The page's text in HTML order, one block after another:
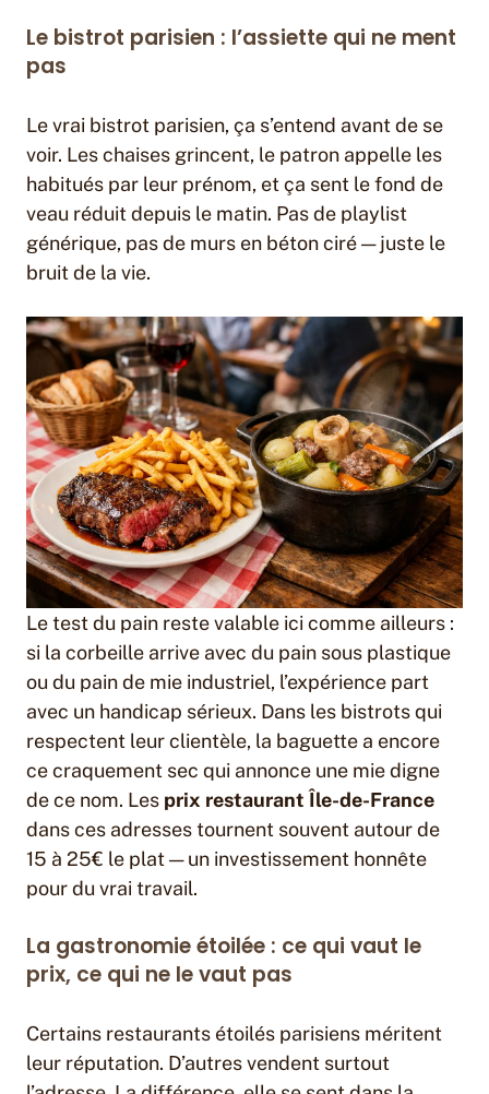
Le bistrot parisien : l’assiette qui ne ment
pas
Le vrai bistrot parisien, ça s’entend avant de se
voir. Les chaises grincent, le patron appelle les
habitués par leur prénom, et ça sent le fond de
veau réduit depuis le matin. Pas de playlist
générique, pas de murs en béton ciré — juste le
bruit de la vie.
Le test du pain reste valable ici comme ailleurs :
si la corbeille arrive avec du pain sous plastique
ou du pain de mie industriel, l’expérience part
avec un handicap sérieux. Dans les bistrots qui
respectent leur clientèle, la baguette a encore
ce craquement sec qui annonce une mie digne
de ce nom. Les prix restaurant Île-de-France
dans ces adresses tournent souvent autour de
15 à 25€ le plat — un investissement honnête
pour du vrai travail.
La gastronomie étoilée : ce qui vaut le
prix, ce qui ne le vaut pas
Certains restaurants étoilés parisiens méritent
leur réputation. D’autres vendent surtout